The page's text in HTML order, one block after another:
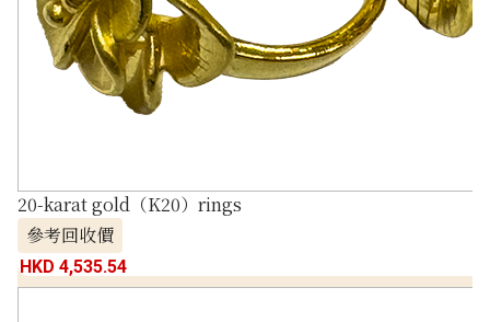
20-karat gold（K20）rings
參考回收價
HKD 4,535.54